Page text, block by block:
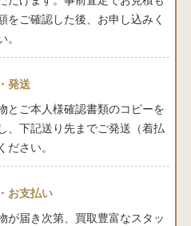
をご確認した後、お申し込みく
。
発送
とご本人様確認書類のコピーを
、下記送り先までご発送（着払
ださい。
お支払い
が届き次第、買取豊富なスタッ